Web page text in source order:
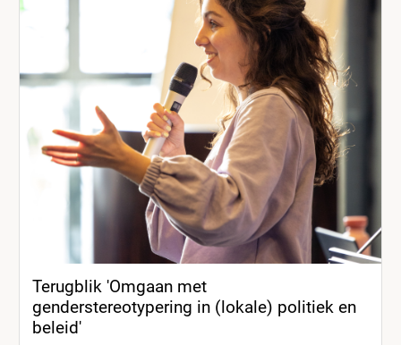
Terugblik 'Omgaan met
genderstereotypering in (lokale) politiek en
beleid'